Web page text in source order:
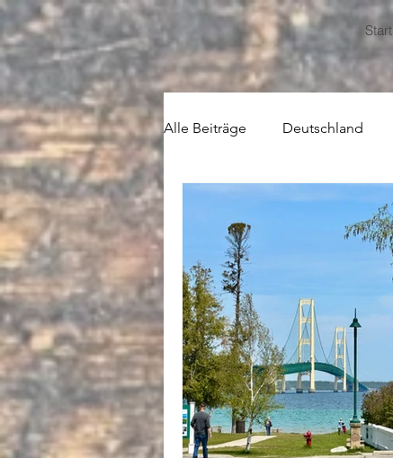
Start
Alle Beiträge Deutschland
Zentralamerika